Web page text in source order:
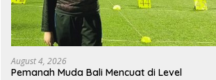
August 4, 2026
Pemanah Muda Bali Mencuat di Level